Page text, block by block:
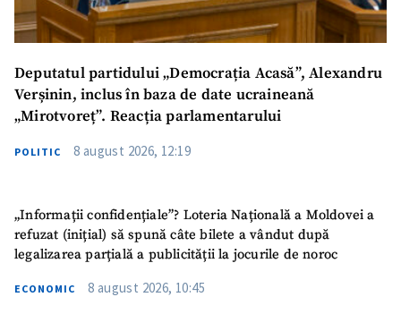
Deputatul partidului „Democrația Acasă”, Alexandru
Verșinin, inclus în baza de date ucraineană
„Mirotvoreț”. Reacția parlamentarului
POLITIC 8 august 2026, 12:19
„Informații confidențiale”? Loteria Națională a Moldovei a
refuzat (inițial) să spună câte bilete a vândut după
legalizarea parțială a publicității la jocurile de noroc
ECONOMIC 8 august 2026, 10:45